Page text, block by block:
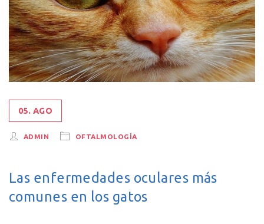
05. AGO
ADMIN OFTALMOLOGÍA
Las enfermedades oculares más
comunes en los gatos